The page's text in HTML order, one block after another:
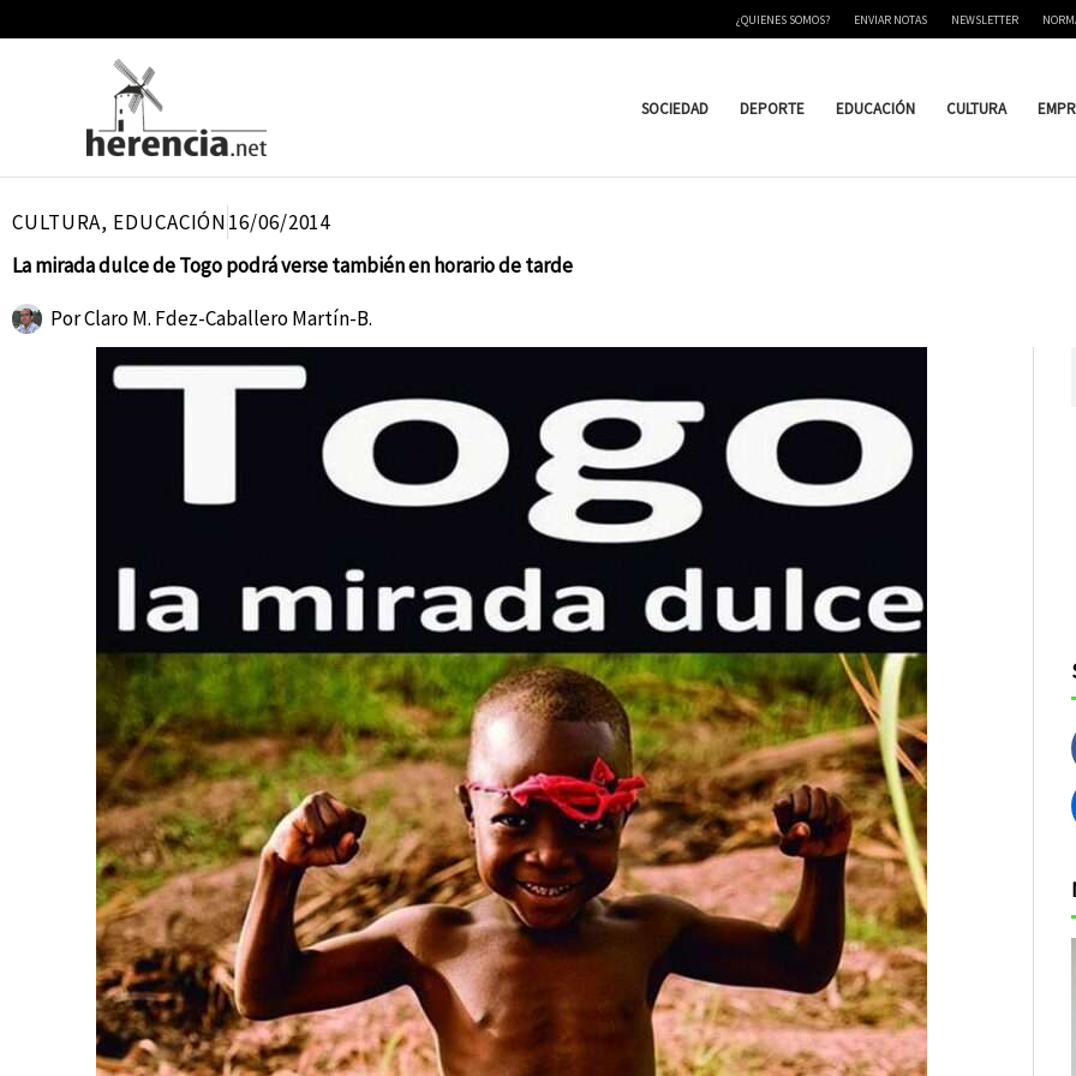
¿QUIENES SOMOS? ENVIAR NOTAS NEWSLETTER
SOCIEDAD DEPORTE EDUCACIÓN CULTURA
CULTURA, EDUCACIÓN16/06/2014
La mirada dulce de Togo podrá verse también en horario de tarde
PorClaro M. Fdez-Caballero Martín-B.